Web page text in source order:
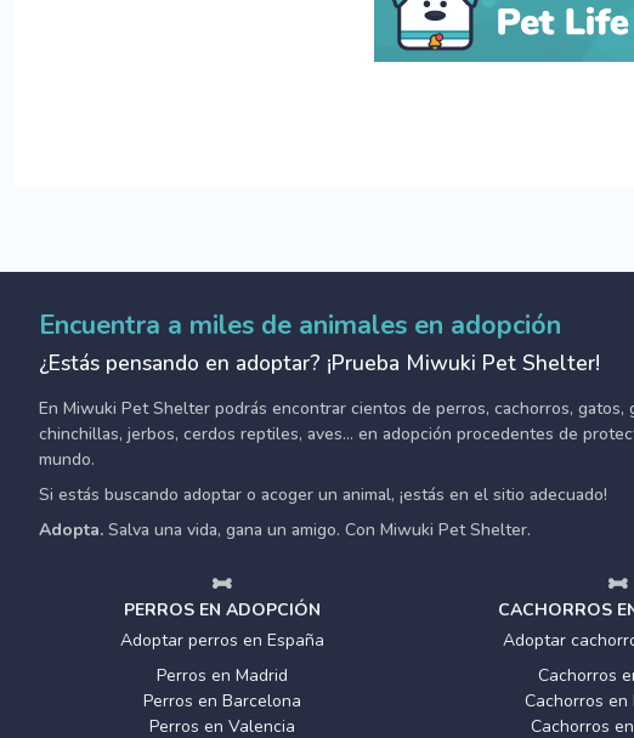
Encuentra a miles de animales en adopción
¿Estás pensando en adoptar? ¡Prueba Miwuki Pet Shelter!
En Miwuki Pet Shelter podrás encontrar cientos de perros, cachorros, gatos,
chinchillas, jerbos, cerdos reptiles, aves... en adopción procedentes de
mundo.
Si estás buscando adoptar o acoger un animal, ¡estás en el sitio adecuado!
Adopta. Salva una vida, gana un amigo. Con Miwuki Pet Shelter.
PERROS EN ADOPCIÓN
Adoptar perros en España
Perros en Madrid
Perros en Barcelona
Perros en Valencia
CACHORROS
Adoptar
Cachorros
Cachorros en
Cachorros